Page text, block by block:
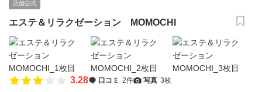
店舗公式
エステ＆リラクゼーション MOMOCHI
3.28 口コミ 2件 写真 3枚